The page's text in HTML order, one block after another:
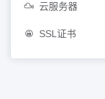
云服务器
SSL证书